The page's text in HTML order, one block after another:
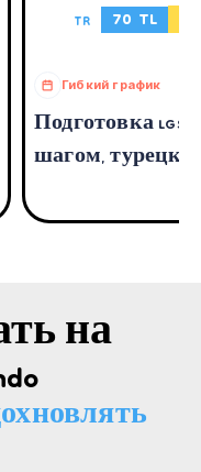
TR 70 TL
Гибкий график
Подготовка LGS:
шагом,
на